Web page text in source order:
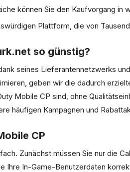
können Sie den Kaufvorgang in
Plattform, die von
so günstig?
seines Lieferantennetzwerks
geben wir die dadurch
Mobile CP sind, ohne
häufigen Kampagnen und
CP
Zunächst müssen Sie nur die
Ihre In-Game-Benutzerdaten